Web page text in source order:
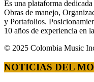
Es una plataforma
Obras de manejo,
y Portafolios.
10 años de experiencia en
© 2025 Colombia Music
NOTICIAS DEL